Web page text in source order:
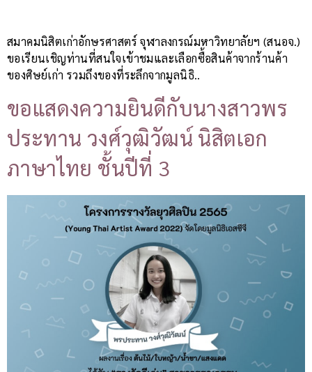
สมาคมนิสิตเก่าอักษรศาสตร์ จุฬาลงกรณ์มหาวิทยาลัยฯ (สนอจ.)
ขอเรียนเชิญท่านที่สนใจเข้าชมและเลือกซื้อสินค้าจากร้านค้า
ของศิษย์เก่า รวมถึงของที่ระลึกจากมูลนิธิ..
ขอแสดงความยินดีกับนางสาวพร
ประทาน วงศ์วุฒิวัฒน์ นิสิตเอก
ภาษาไทย ชั้นปีที่ 3